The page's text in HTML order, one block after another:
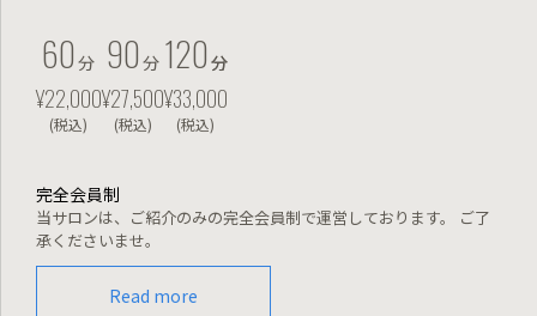
60 分
¥22,000
(税込)
90 分
¥27,500
(税込)
120 分
分
¥33,000
(税込)
完全会員制
当サロンは、ご紹介のみの完全会員制で運営しております。
ご了
承くださいませ。
Read more